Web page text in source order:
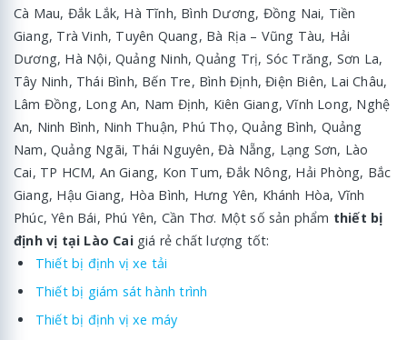
Cà Mau, Đắk Lắk, Hà Tĩnh, Bình Dương, Đồng Nai, Tiền
Giang, Trà Vinh, Tuyên Quang, Bà Rịa – Vũng Tàu, Hải
Dương, Hà Nội, Quảng Ninh, Quảng Trị, Sóc Trăng, Sơn La,
Tây Ninh, Thái Bình, Bến Tre, Bình Định, Điện Biên, Lai Châu,
Lâm Đồng, Long An, Nam Định, Kiên Giang, Vĩnh Long, Nghệ
An, Ninh Bình, Ninh Thuận, Phú Thọ, Quảng Bình, Quảng
Nam, Quảng Ngãi, Thái Nguyên, Đà Nẵng, Lạng Sơn, Lào
Cai, TP HCM, An Giang, Kon Tum, Đắk Nông, Hải Phòng, Bắc
Giang, Hậu Giang, Hòa Bình, Hưng Yên, Khánh Hòa, Vĩnh
Phúc, Yên Bái, Phú Yên, Cần Thơ. Một số sản phẩm thiết bị
định vị tại Lào Caigiá rẻ chất lượng tốt:
Thiết bị định vị xe tải
Thiết bị giám sát hành trình
Thiết bị định vị xe máy